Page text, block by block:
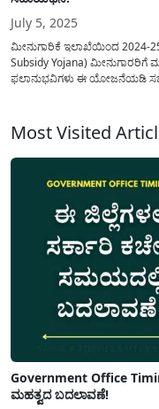
July 5, 2025
ಮೀನುಗಾರಿಕೆ ಇಲಾಖೆಯಿಂದ 2024-
Subsidy Yojana) ಮೀನುಗಾರರಿಗೆ
ಫಲಾನುಭವಿಗಳು ಈ ಯೋಜನೆಯಡಿ
ಅಂಕಿ-ಅಂಶ ಹಾಗೂ ಅರ್ಜಿ...
Most Visited
Government Office
ಮಹತ್ವದ ಬದಲಾವಣೆ!